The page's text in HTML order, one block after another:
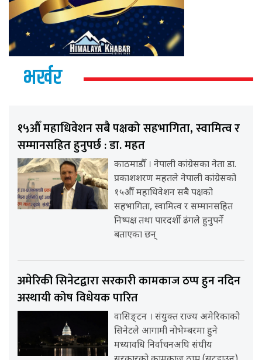
भर्खर
१५औँ महाधिवेशन सबै पक्षको सहभागिता, स्वामित्व र
सम्मानसहित हुनुपर्छ : डा. महत
काठमाडौँ । नेपाली कांग्रेसका नेता डा.
प्रकाशशरण महतले नेपाली कांग्रेसको
१५औँ महाधिवेशन सबै पक्षको
सहभागिता, स्वामित्व र सम्मानसहित
निष्पक्ष तथा पारदर्शी ढंगले हुनुपर्ने
बताएका छन्
अमेरिकी सिनेटद्वारा सरकारी कामकाज ठप्प हुन नदिन
अस्थायी कोष विधेयक पारित
वासिङ्टन । संयुक्त राज्य अमेरिकाको
सिनेटले आगामी नोभेम्बरमा हुने
मध्यावधि निर्वाचनअघि संघीय